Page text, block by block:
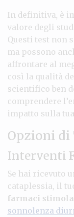
In definitiva, è
valore degli
Questi test non
ma possono
affrontare al
così la qualità
scientifico ben
comprendere
impatto sulla
Opzioni
Interventi
Se hai ricevuto
cataplessia, il
farmaci
sonnolenza